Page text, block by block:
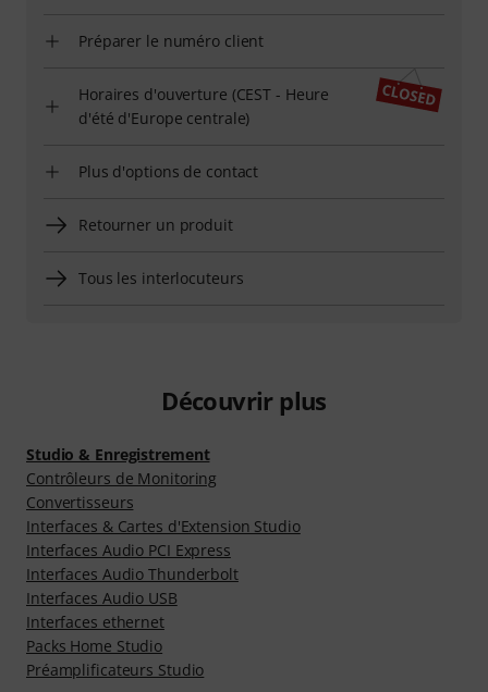
Préparer le numéro client
Horaires d'ouverture (CEST - Heure
d'été d'Europe centrale)
Plus d'options de contact
Retourner un produit
Tous les interlocuteurs
Découvrir plus
Studio & Enregistrement
Contrôleurs de Monitoring
Convertisseurs
Interfaces & Cartes d'Extension Studio
Interfaces Audio PCI Express
Interfaces Audio Thunderbolt
Interfaces Audio USB
Interfaces ethernet
Packs Home Studio
Préamplificateurs Studio